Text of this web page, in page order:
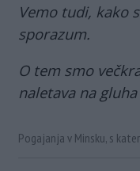
Vemo tudi, kako
sporazum.
O tem smo
naletava na gluha
Pogajanja v Minsku, s